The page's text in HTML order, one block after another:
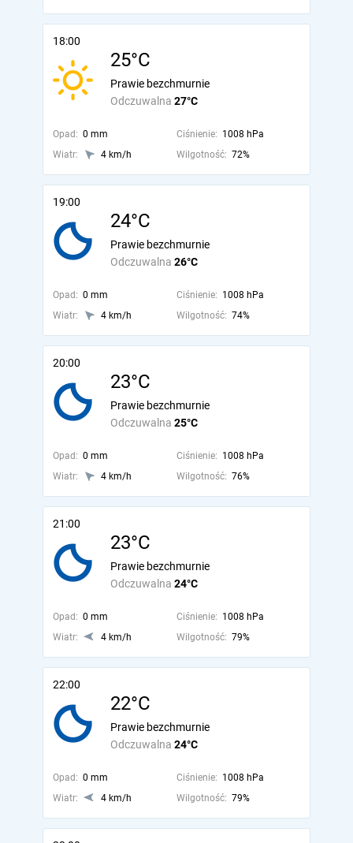
18:00
25°C
Odczuwalna 27°C
Prawie bezchmurnie
Opad: 0 mm Ciśnienie: 1008 hPa
Wiatr:
4 km/h Wilgotność: 72%
19:00
24°C
Odczuwalna 26°C
Prawie bezchmurnie
Opad: 0 mm Ciśnienie: 1008 hPa
Wiatr:
4 km/h Wilgotność: 74%
20:00
23°C
Odczuwalna 25°C
Prawie bezchmurnie
Opad: 0 mm Ciśnienie: 1008 hPa
Wiatr:
4 km/h Wilgotność: 76%
21:00
23°C
Odczuwalna 24°C
Prawie bezchmurnie
Opad: 0 mm Ciśnienie: 1008 hPa
Wiatr:
4 km/h Wilgotność: 79%
22:00
22°C
Odczuwalna 24°C
Prawie bezchmurnie
Opad: 0 mm Ciśnienie: 1008 hPa
Wiatr:
4 km/h Wilgotność: 79%